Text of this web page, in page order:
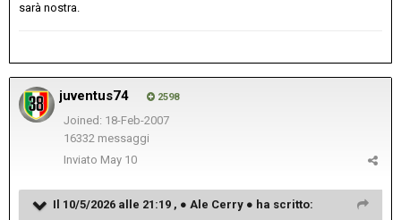
sarà nostra.
juventus74 2598
Joined: 18-Feb-2007
16332 messaggi
Inviato May 10
Il 10/5/2026 alle 21:19 , ● Ale Cerry ● ha scritto: